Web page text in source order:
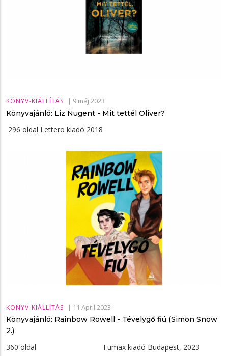
KÖNYV-KIÁLLÍTÁS | 9 máj 2023
Könyvajánló: Liz Nugent - Mit tettél Oliver?
296 oldal Lettero kiadó 2018
KÖNYV-KIÁLLÍTÁS | 11 April 2023
Könyvajánló: Rainbow Rowell - Tévelygő ​fiú (Simon Snow
2.)
360 oldal Fumax kiadó Budapest, 2023